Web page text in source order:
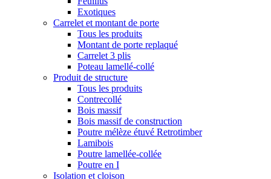
Exotiques
Carrelet et montant de porte
Tous les produits
Montant de porte replaqué
Carrelet 3 plis
Poteau lamellé-collé
Produit de structure
Tous les produits
Contrecollé
Bois massif
Bois massif de construction
Poutre mélèze étuvé Retrotimber
Lamibois
Poutre lamellée-collée
Poutre en I
Isolation et cloison